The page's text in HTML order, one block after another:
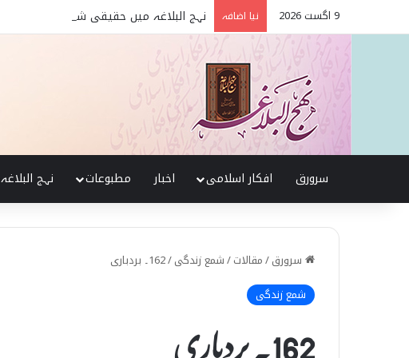
9 اگست 2026 نیا اضافہ نہج البلاغہ میں حقیقی شیعہ کی پہچان
سرورق افکار اسلامی اخبار مطبوعات نہج البلاغہ
سرورق/مقالات/شمع زندگی/162۔ بردباری
شمع زندگی